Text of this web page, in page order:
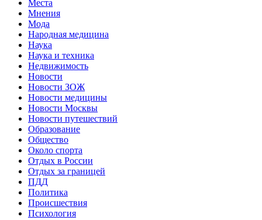
Места
Мнения
Мода
Народная медицина
Наука
Наука и техника
Недвижимость
Новости
Новости ЗОЖ
Новости медицины
Новости Москвы
Новости путешествий
Образование
Общество
Около спорта
Отдых в России
Отдых за границей
ПДД
Политика
Происшествия
Психология